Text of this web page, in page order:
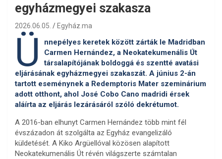
egyházmegyei szakasza
2026.06.05. Egyház.ma
Ü
nnepélyes keretek között zárták le Madridban
Carmen Hernández, a Neokatekumenális Út
társalapítójának boldoggá és szentté avatási
eljárásának egyházmegyei szakaszát. A június 2-án
tartott eseménynek a Redemptoris Mater szeminárium
adott otthont, ahol José Cobo Cano madridi érsek
aláírta az eljárás lezárásáról szóló dekrétumot.
A 2016-ban elhunyt Carmen Hernández több mint fél
évszázadon át szolgálta az Egyház evangelizáló
küldetését. A Kiko Argüellóval közösen alapított
Neokatekumenális Út révén világszerte számtalan